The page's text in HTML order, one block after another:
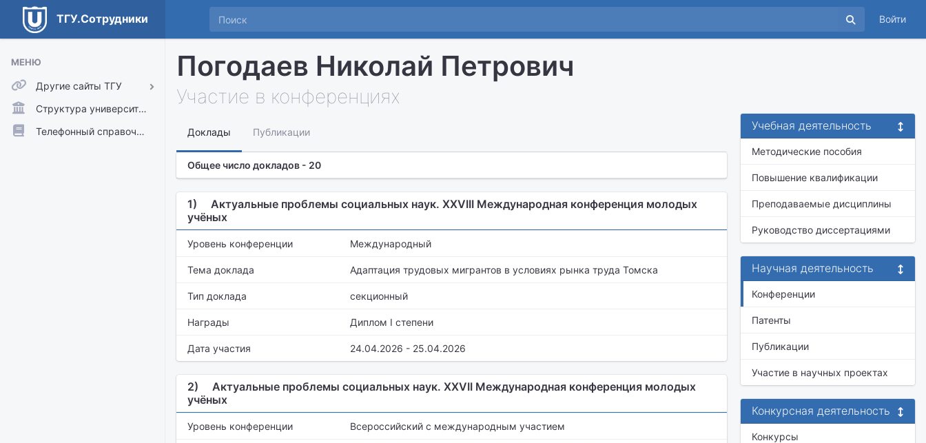
ТГУ.Сотрудники Войти
МЕНЮ
Другие сайты ТГУ
ТГУ.Аккаунты
ТГУ.Расписание
Структура университета
Телефонный справочник
Погодаев Николай Петрович
Участие в конференциях
Доклады Публикации
Общее число докладов - 20
1)
Актуальные проблемы социальных наук. XXVIII Международная конференция молодых
учёных
Уровень конференции Международный
Тема доклада Адаптация трудовых мигрантов в условиях рынка труда Томска
Тип доклада секционный
Награды Диплом I степени
Дата участия 24.04.2026 - 25.04.2026
2)
Актуальные проблемы социальных наук. XXVII Международная конференция молодых
учёных
Уровень конференции Всероссийский с международным участием
Учебная деятельность
Методические пособия
Повышение квалификации
Преподаваемые дисциплины
Руководство диссертациями
Научная деятельность
Конференции
Патенты
Публикации
Участие в научных проектах
Конкурсная деятельность
Конкурсы